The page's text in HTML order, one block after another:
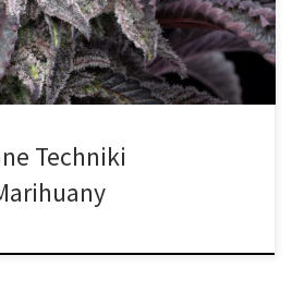
dystrybucji składników pokarmowych.
Techniki